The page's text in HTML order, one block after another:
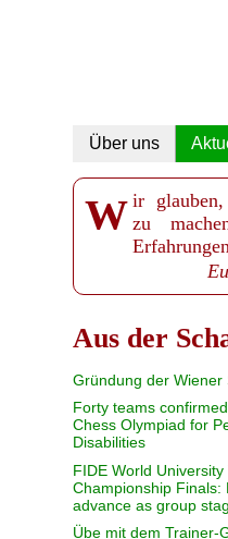
Navigation
überspringen
Über uns
Wir glauben, Erfahrungen zu
Aus der
Gründung der Wiener
Forty teams
Chess Olympiad for
Disabilities
FIDE World University
Championship Finals:
advance as group
Übe mit dem Trainer-